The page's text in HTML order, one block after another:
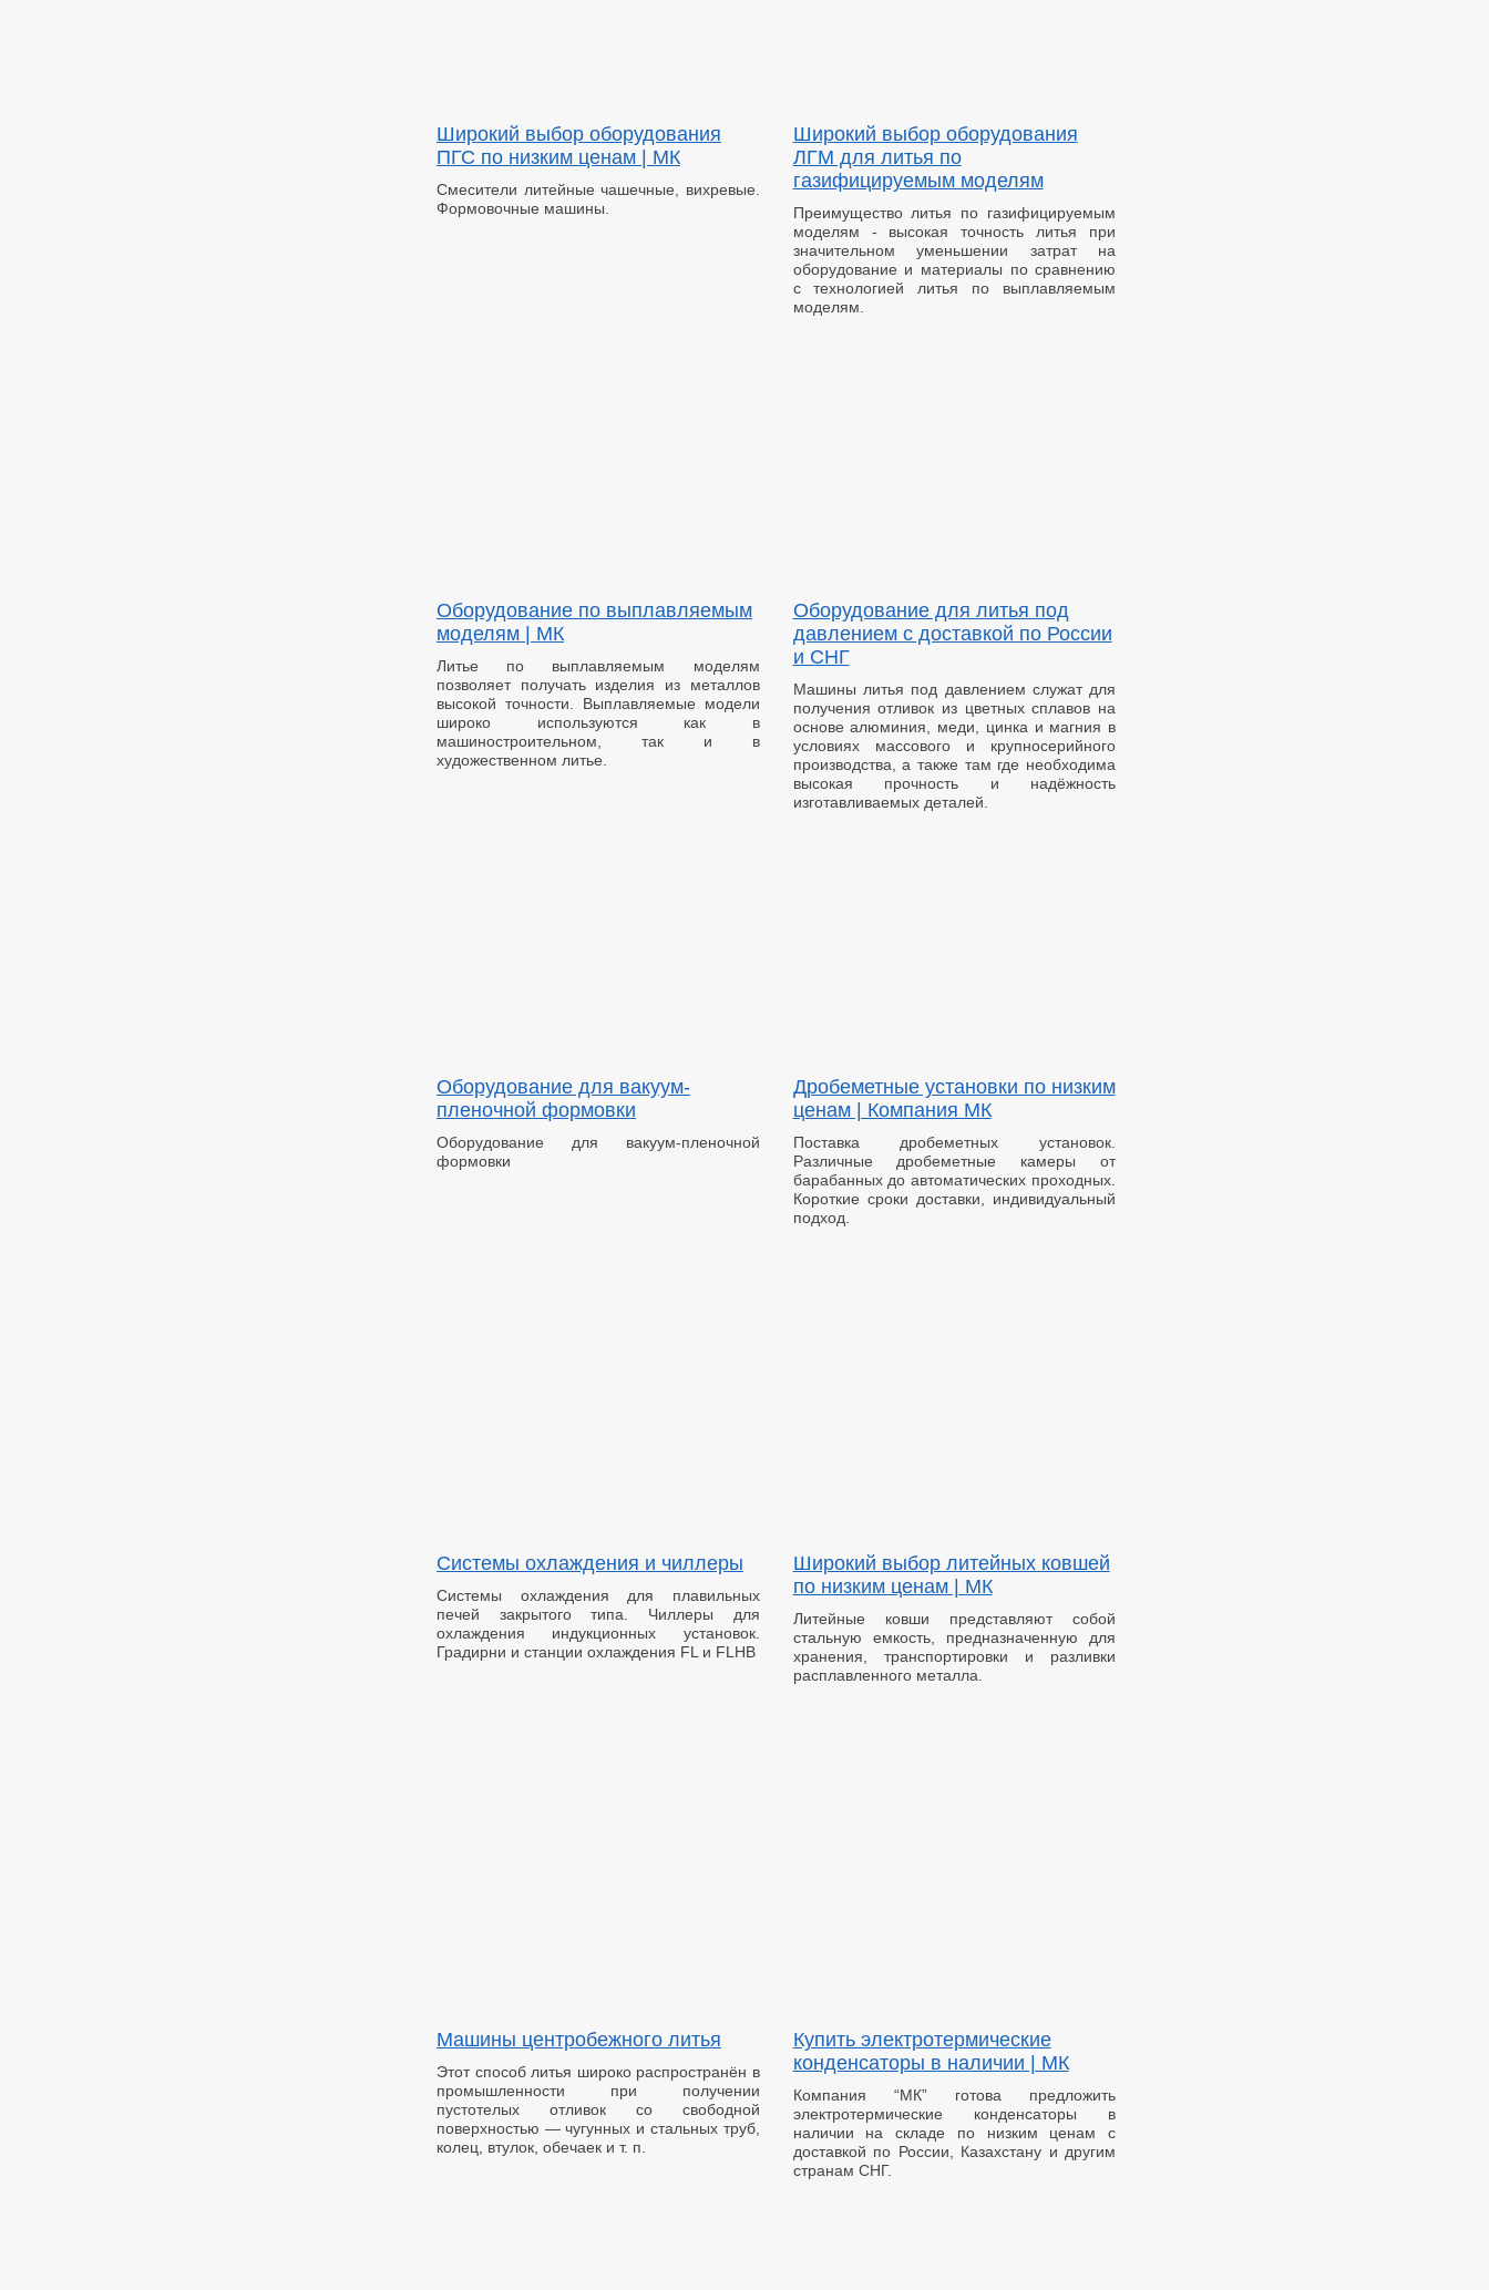
Широкий выбор оборудования
ПГС по низким ценам | МК
Смесители литейные чашечные, вихревые.
Формовочные машины.
Широкий выбор оборудования
ЛГМ для литья по
газифицируемым моделям
Преимущество литья по газифицируемым
моделям - высокая точность литья при
значительном уменьшении затрат на
оборудование и материалы по сравнению
с технологией литья по выплавляемым
моделям.
Оборудование по выплавляемым
моделям | МК
Литье по выплавляемым моделям
позволяет получать изделия из металлов
высокой точности. Выплавляемые модели
широко используются как в
машиностроительном, так и в
художественном литье.
Оборудование для литья под
давлением с доставкой по России
и СНГ
Машины литья под давлением служат для
получения отливок из цветных сплавов на
основе алюминия, меди, цинка и магния в
условиях массового и крупносерийного
производства, а также там где необходима
высокая прочность и надёжность
изготавливаемых деталей.
Оборудование для вакуум-
пленочной формовки
Оборудование для вакуум-пленочной
формовки
Дробеметные установки по низким
ценам | Компания МК
Поставка дробеметных установок.
Различные дробеметные камеры от
барабанных до автоматических проходных.
Короткие сроки доставки, индивидуальный
подход.
Системы охлаждения и чиллеры
Системы охлаждения для плавильных
печей закрытого типа. Чиллеры для
охлаждения индукционных установок.
Градирни и станции охлаждения FL и FLHB
Широкий выбор литейных ковшей
по низким ценам | МК
Литейные ковши представляют собой
стальную емкость, предназначенную для
хранения, транспортировки и разливки
расплавленного металла.
Машины центробежного литья
Этот способ литья широко распространён в
промышленности при получении
пустотелых отливок со свободной
поверхностью — чугунных и стальных труб,
колец, втулок, обечаек и т. п.
Купить электротермические
конденсаторы в наличии | МК
Компания “МК” готова предложить
электротермические конденсаторы в
наличии на складе по низким ценам с
доставкой по России, Казахстану и другим
странам СНГ.